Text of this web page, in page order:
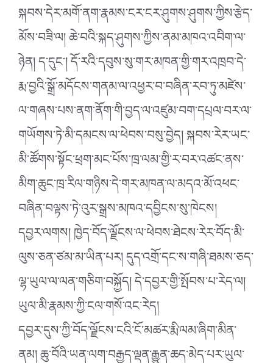
སྐབས་དེར་མགོ་ནག་རྣམས་ངར་ངར་ཤུགས་ཤུགས་ཀྱིས་རྩེད་
མོས་བཟི་ལ། ཆེ་བའི་སྐད་ཤུགས་ཀྱིས་ནམ་མཁའ་འབིག་ལ་
ཉེན། ད་དུང༌། དོ་རའི་དབུས་སུ་གར་མཁན་གྱི་གར་འཁྲབ་དེ་
རྨ་བྱའི་སྒྲོ་མདོངས་གནམ་ལ་འཕྱར་བ་བཞིན་རབ་ཏུ་མཛེས་
ལ་གཞས་པས་ནག་ནོག་གི་བྱད་ལ་འཛུམ་བག་དཔྲལ་བར་ལ་
གཡོགས་ཏེ་མི་དམངས་ལ་ཕེབས་བསུ་བྱེད། སྐབས་རེར་ཡང་
མི་ཚོགས་སྟོང་ཕྲག་མང་པོས་ཁྲ་ལམ་གྱི་ར་བར་འཚང་ནས་
མིག་ཆུང་ཁྲ་རིལ་གཉིས་དེ་གར་མཁན་ལ་མདའ་མོ་འཕང་
བཞིན་བལྟས་ཏེ་འུར་སྒྲས་མཁའ་དབྱིངས་སུ་ཁེངས།
དབྱར་ལགས། ཁྱེད་བོད་ལྗོངས་ལ་ཕེབས་ཐེངས་རེར་བོད་མི་
ལུས་ཅན་ཙམ་མ་ཡིན་པར། དུད་འགྲོ་དང་ས་གཞི་ཐམས་ཅད་
ལྷ་ཡུལ་ལ་ལན་གཅིག་བསྐྱོད། དེ་དབྱར་གྱི་སྤོབས་པ་རེད་ལ།
ཡུལ་མི་རྣམས་ཀྱི་ངལ་གསོ་འང་རེད།
དབྱར་དུས་ཀྱི་བོད་ལྗོངས་ངའི་ངོ་མཚར་རྨི་ལམ་ཞིག་མིན་